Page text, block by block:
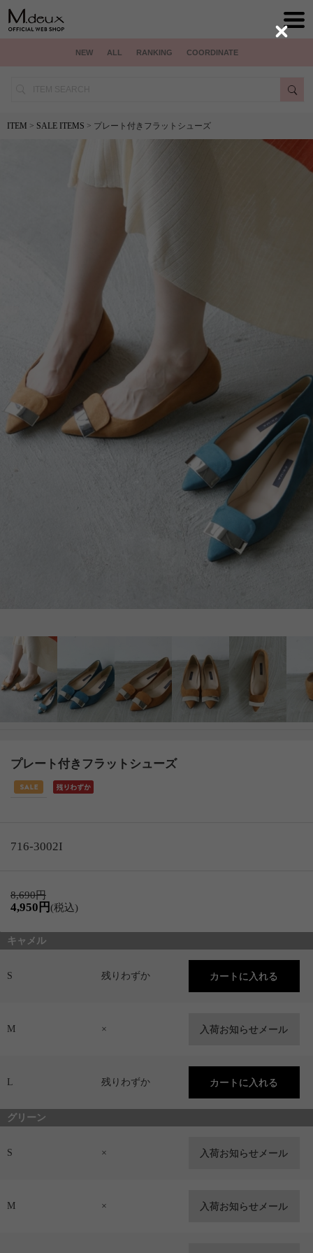
NEW ALL RANKING COORDINATE
ITEM > SALE ITEMS > プレート付きフラットシューズ
プレート付きフラットシューズ
716-3002I
8,690円
4,950円(税込)
キャメル
S 残りわずか
M ×
L 残りわずか
グリーン
S ×
M ×
Close